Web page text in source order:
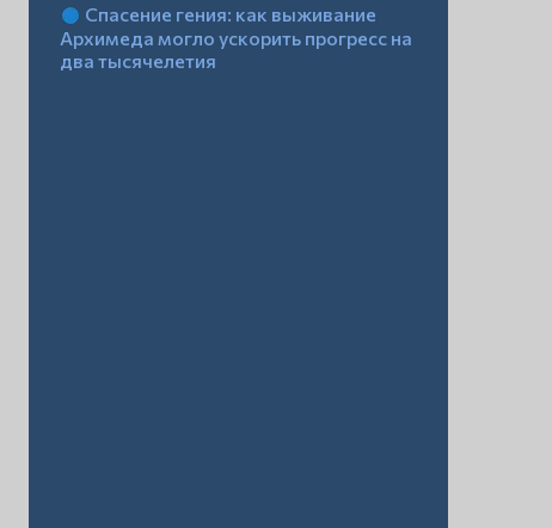
Спасение гения: как выживание
Архимеда могло ускорить прогресс на
два тысячелетия